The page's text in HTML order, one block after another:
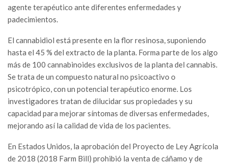
agente terapéutico ante diferentes enfermedades y
padecimientos.
El cannabidiol está presente en la flor resinosa, suponiendo
hasta el 45 % del extracto de la planta. Forma parte de los algo
más de 100 cannabinoides exclusivos de la planta del cannabis.
Se trata de un compuesto natural no psicoactivo o
psicotrópico, con un potencial terapéutico enorme. Los
investigadores tratan de dilucidar sus propiedades y su
capacidad para mejorar síntomas de diversas enfermedades,
mejorando así la calidad de vida de los pacientes.
En Estados Unidos, la aprobación del Proyecto de Ley Agrícola
de 2018 (2018 Farm Bill) prohibió la venta de cáñamo y de